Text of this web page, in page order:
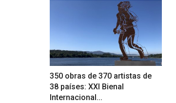
350 obras de 370 artistas de
38 países: XXI Bienal
Internacional...